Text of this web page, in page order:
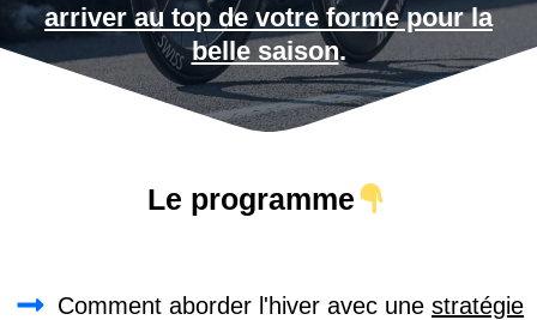
arriver au top de votre forme pour la
belle saison.
Le programme
Comment aborder l'hiver avec une stratégie